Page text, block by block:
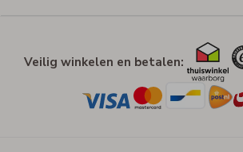
Veilig winkelen en betalen: